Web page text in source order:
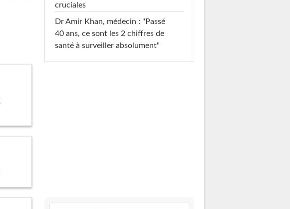
cruciales
Dr Amir Khan, médecin : "Passé
40 ans, ce sont les 2 chiffres de
santé à surveiller absolument"